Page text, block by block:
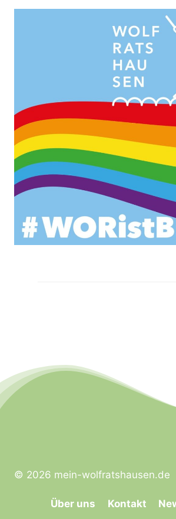
© 2026 mein-wolfratshausen.de
Über uns Kontakt